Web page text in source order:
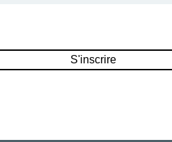
S'inscrire